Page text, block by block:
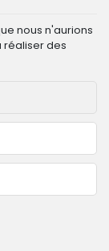
nous n'aurions
réaliser des